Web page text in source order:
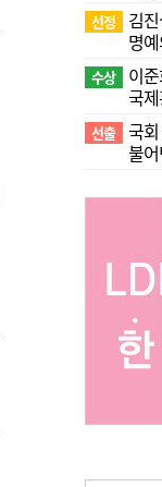
선정
김
명
수상
이
국
선출 국
불